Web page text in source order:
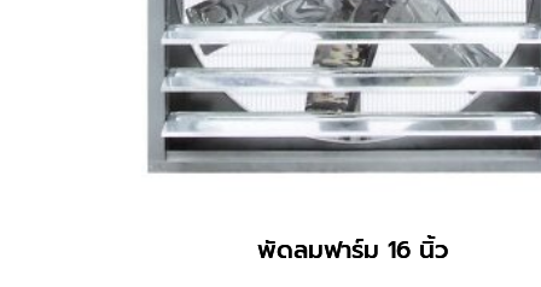
พัดลมฟาร์ม 16 นิ้ว